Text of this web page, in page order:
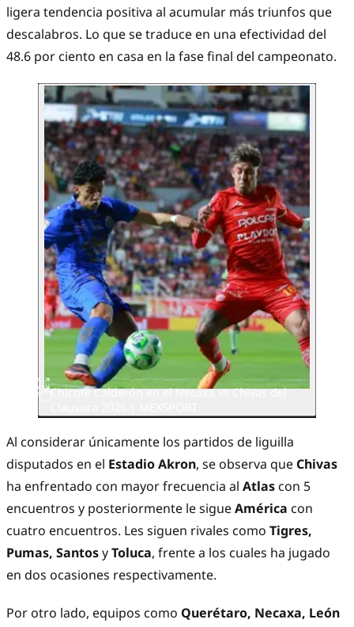
ligera tendencia positiva al acumular más triunfos que
descalabros. Lo que se traduce en una efectividad del
48.6 por ciento en casa en la fase final del campeonato.
Chicote Calderón en el Necaxa vs Chivas del
Al considerar únicamente los partidos de liguilla
disputados en el Estadio Akron, se observa que Chivas
ha enfrentado con mayor frecuencia al Atlas con 5
encuentros y posteriormente le sigueAmérica con
cuatro encuentros. Les siguen rivales como Tigres,
Pumas, SantosyToluca, frente a los cuales ha jugado
en dos ocasiones respectivamente.
Por otro lado, equipos como Querétaro, Necaxa, León